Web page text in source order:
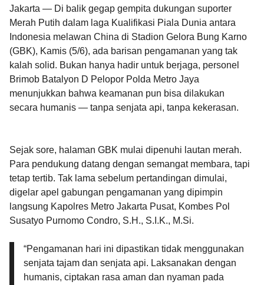
Jakarta — Di balik gegap gempita dukungan suporter
Merah Putih dalam laga Kualifikasi Piala Dunia antara
Indonesia melawan China di Stadion Gelora Bung Karno
(GBK), Kamis (5/6), ada barisan pengamanan yang tak
kalah solid. Bukan hanya hadir untuk berjaga, personel
Brimob Batalyon D Pelopor Polda Metro Jaya
menunjukkan bahwa keamanan pun bisa dilakukan
secara humanis — tanpa senjata api, tanpa kekerasan.
Sejak sore, halaman GBK mulai dipenuhi lautan merah.
Para pendukung datang dengan semangat membara, tapi
tetap tertib. Tak lama sebelum pertandingan dimulai,
digelar apel gabungan pengamanan yang dipimpin
langsung Kapolres Metro Jakarta Pusat, Kombes Pol
Susatyo Purnomo Condro, S.H., S.I.K., M.Si.
“Pengamanan hari ini dipastikan tidak menggunakan
senjata tajam dan senjata api. Laksanakan dengan
humanis, ciptakan rasa aman dan nyaman pada